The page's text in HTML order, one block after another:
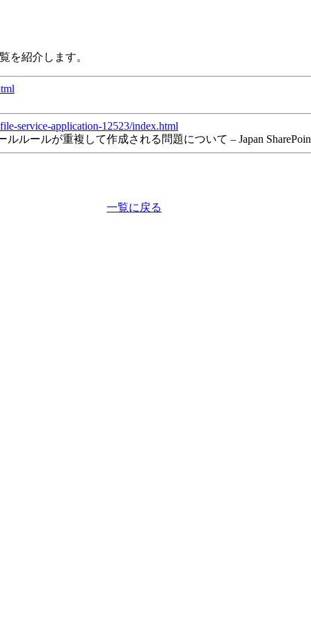
を紹介します。
service-application-12523/index.html
ルールが重複して作成される問題について – Japan
一覧に戻る